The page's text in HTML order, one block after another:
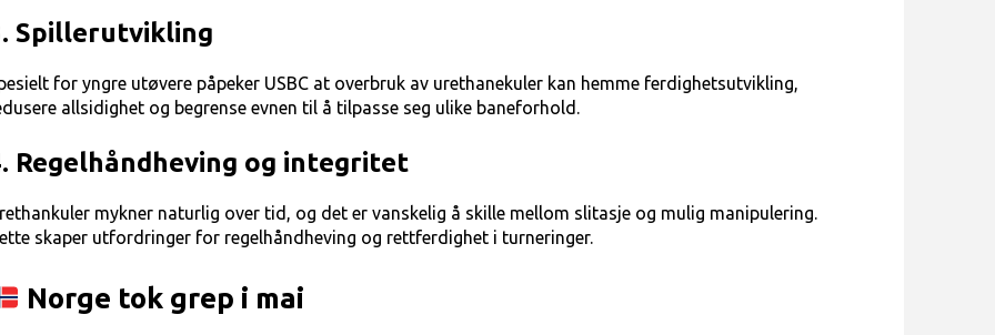
Spillerutvikling
for yngre utøvere påpeker USBC at overbruk av urethanekuler kan hemme ferdighetsutvikling,
allsidighet og begrense evnen til å tilpasse seg ulike baneforhold.
Regelhåndheving og integritet
mykner naturlig over tid, og det er vanskelig å skille mellom slitasje og mulig manipulering.
skaper utfordringer for regelhåndheving og rettferdighet i turneringer.
Norge tok grep i mai